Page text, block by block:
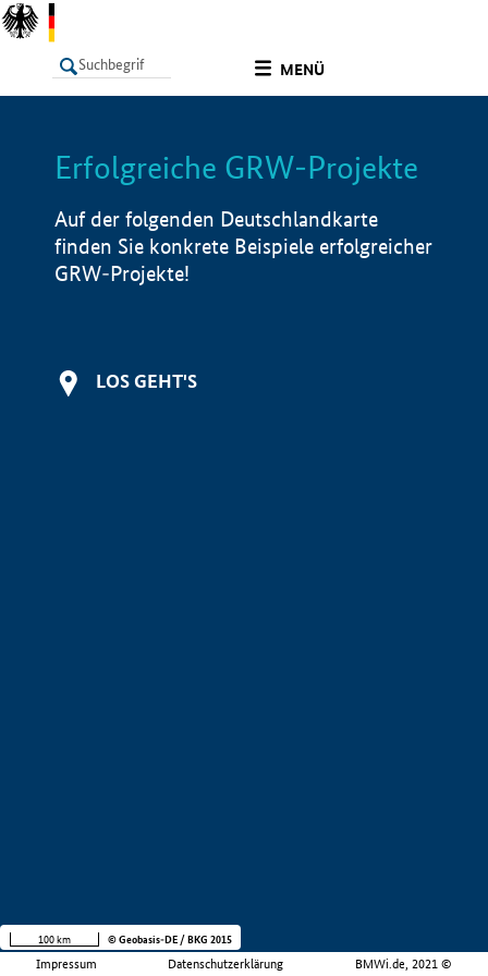
MENÜ
LISTE Info
Erfolgreiche GRW-Projekte
Auf der folgenden Deutschlandkarte
finden Sie konkrete Beispiele erfolgreicher
GRW-Projekte!
LOS GEHT'S
Impressum Datenschutzerklärung BMWi.de, 2021 ©
100 km © Geobasis-DE / BKG 2015